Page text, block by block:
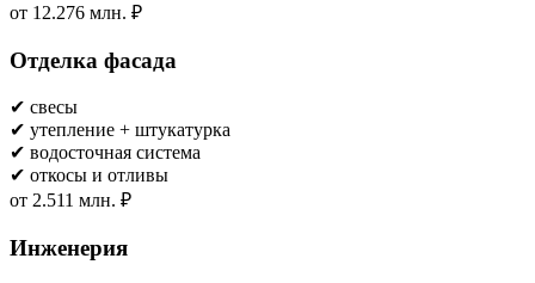
от 12.276 млн. ₽
Отделка фасада
✔ свесы
✔ утепление + штукатурка
✔ водосточная система
✔ откосы и отливы
от 2.511 млн. ₽
Инженерия